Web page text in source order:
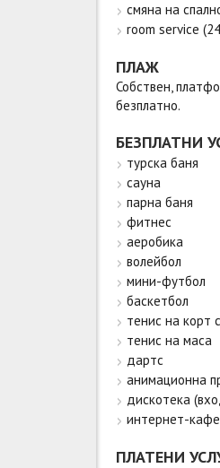
смяна на
room service
ПЛАЖ
Собствен,
безплатно.
БЕЗПЛАТНИ
турска баня
сауна
парна баня
фитнес
аеробика
волейбол
мини-футбол
баскетбол
тенис на корт
тенис на маса
дартс
анимационна
дискотека
интернет-кафе
ПЛАТЕНИ